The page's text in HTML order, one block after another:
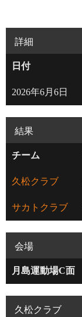
詳細
日付
2026年6月6日
結果
チーム
久松クラブ
サカトクラブ
会場
月島運動場C面
久松クラブ